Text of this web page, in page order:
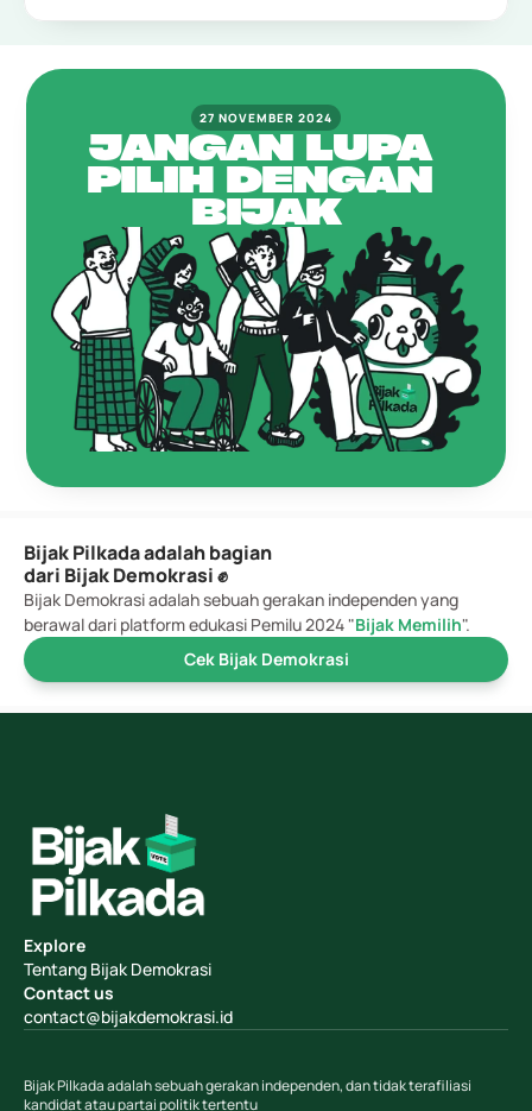
Bijak Pilkada adalah bagian
dari Bijak Demokrasi ✊
Bijak Demokrasi adalah sebuah gerakan independen yang
berawal dari platform edukasi Pemilu 2024 "Bijak Memilih".
Cek Bijak Demokrasi
27 NOVEMBER 2024
JANGAN LUPA
PILIH DENGAN
BIJAK
Explore
Tentang Bijak Demokrasi
Contact us
contact@bijakdemokrasi.id
Bijak Pilkada adalah sebuah gerakan independen, dan tidak terafiliasi
kandidat atau partai politik tertentu